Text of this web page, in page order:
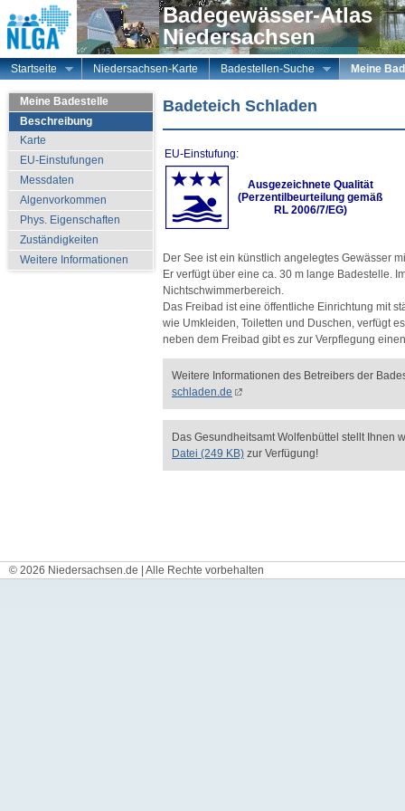
Badegewässer-Atlas
Niedersachsen
Startseite Niedersachsen-Karte Badestellen-Suche Meine
Meine Badestelle
Beschreibung
Karte
EU-Einstufungen
Messdaten
Algenvorkommen
Phys. Eigenschaften
Zuständigkeiten
Weitere Informationen
Badeteich Schladen
EU-Einstufung:
Ausgezeichnete Qualität
(Perzentilbeurteilung gemäß
RL 2006/7/EG)
Der See ist ein künstlich angelegtes Gewässer
Er verfügt über eine ca. 30 m lange Badestelle.
Nichtschwimmerbereich.
Das Freibad ist eine öffentliche Einrichtung mit
wie Umkleiden, Toiletten und Duschen, verfügt
neben dem Freibad gibt es zur Verpflegung
Weitere Informationen des Betreibers der
schladen.de
Das Gesundheitsamt Wolfenbüttel stellt Ihnen
Datei (249 KB) zur Verfügung!
© 2026 Niedersachsen.de | Alle Rechte vorbehalten